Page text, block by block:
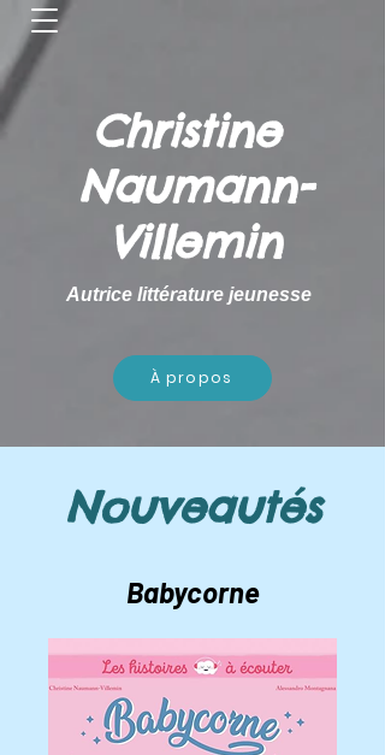
Christine
Naumann-
Villemin
Autrice littérature jeunesse
À propos
Nouveautés
Babycorne